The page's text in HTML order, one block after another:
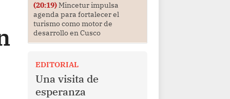
(20:19)Mincetur impulsa
agenda para fortalecer el
turismo como motor de
desarrollo en Cusco
EDITORIAL
Una visita de
esperanza